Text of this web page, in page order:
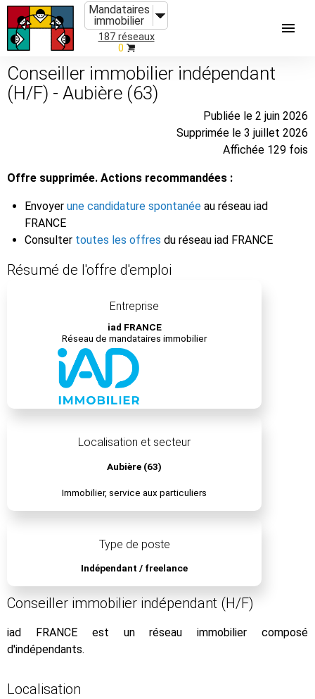
Mandataires
immobilier
187 réseaux
0
Conseiller immobilier indépendant
(H/F) - Aubière (63)
Publiée le 2 juin 2026
Supprimée le 3 juillet 2026
Affichée 129 fois
Offre supprimée. Actions recommandées :
Envoyer une candidature spontanée au réseau iad
FRANCE
Consulter toutes les offres du réseau iad FRANCE
Résumé de l'offre d'emploi
Entreprise
iad FRANCE
Réseau de mandataires immobilier
Localisation et secteur
Aubière (63)
Immobilier, service aux particuliers
Type de poste
Indépendant / freelance
Conseiller immobilier indépendant (H/F)
iad FRANCE est un réseau immobilier composé
d'indépendants.
Localisation